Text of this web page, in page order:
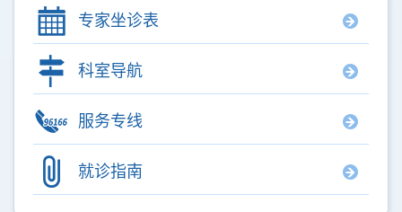
专家坐诊表
科室导航
服务专线
就诊指南